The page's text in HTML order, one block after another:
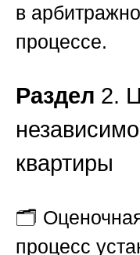
в
процессе.
Раздел 2.
квартиры
🗂️
процесс